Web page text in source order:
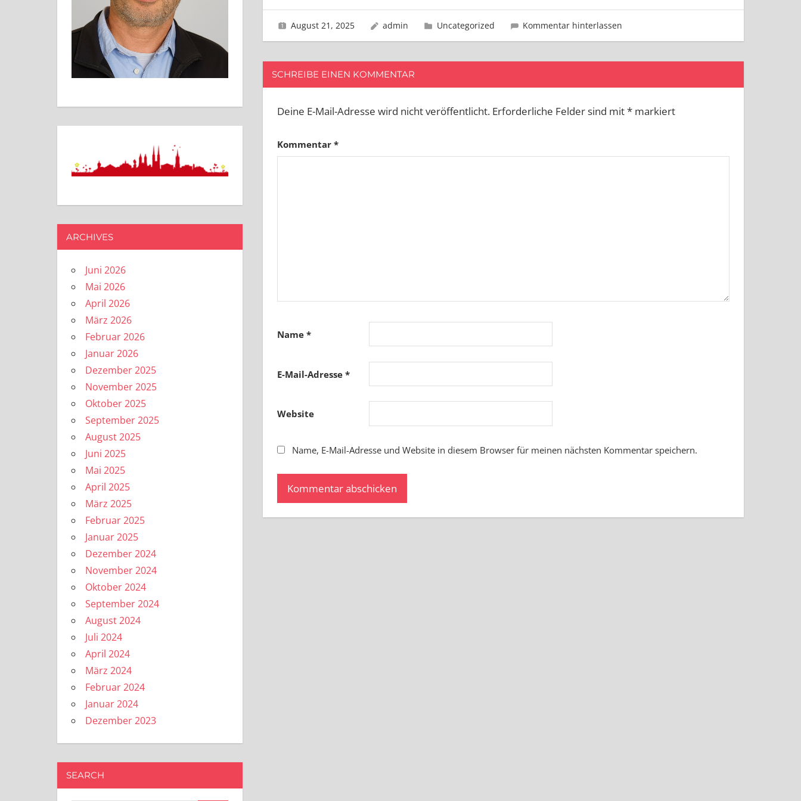
August 21, 2025 admin Uncategorized Kommentar hinterlassen
SCHREIBE EINEN KOMMENTAR
Deine E-Mail-Adresse wird nicht veröffentlicht. Erforderliche Felder sind mit* markiert
Kommentar*
Name*
E-Mail-Adresse*
Website
Name, E-Mail-Adresse und Website in diesem Browser für meinen nächsten Kommentar speichern.
ARCHIVES
Juni 2026
Mai 2026
April 2026
März 2026
Februar 2026
Januar 2026
Dezember 2025
November 2025
Oktober 2025
September 2025
August 2025
Juni 2025
Mai 2025
April 2025
März 2025
Februar 2025
Januar 2025
Dezember 2024
November 2024
Oktober 2024
September 2024
August 2024
Juli 2024
April 2024
März 2024
Februar 2024
Januar 2024
Dezember 2023
SEARCH